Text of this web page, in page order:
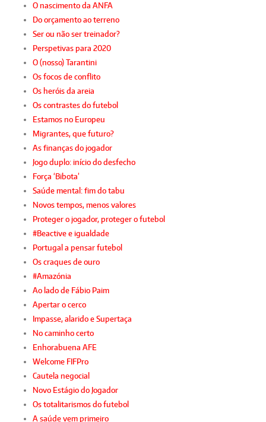
O nascimento da ANFA
Do orçamento ao terreno
Ser ou não ser treinador?
Perspetivas para 2020
O (nosso) Tarantini
Os focos de conflito
Os heróis da areia
Os contrastes do futebol
Estamos no Europeu
Migrantes, que futuro?
As finanças do jogador
Jogo duplo: início do desfecho
Força ‘Bibota’
Saúde mental: fim do tabu
Novos tempos, menos valores
Proteger o jogador, proteger o futebol
#Beactive e igualdade
Portugal a pensar futebol
Os craques de ouro
#Amazónia
Ao lado de Fábio Paim
Apertar o cerco
Impasse, alarido e Supertaça
No caminho certo
Enhorabuena AFE
Welcome FIFPro
Cautela negocial
Novo Estágio do Jogador
Os totalitarismos do futebol
A saúde vem primeiro